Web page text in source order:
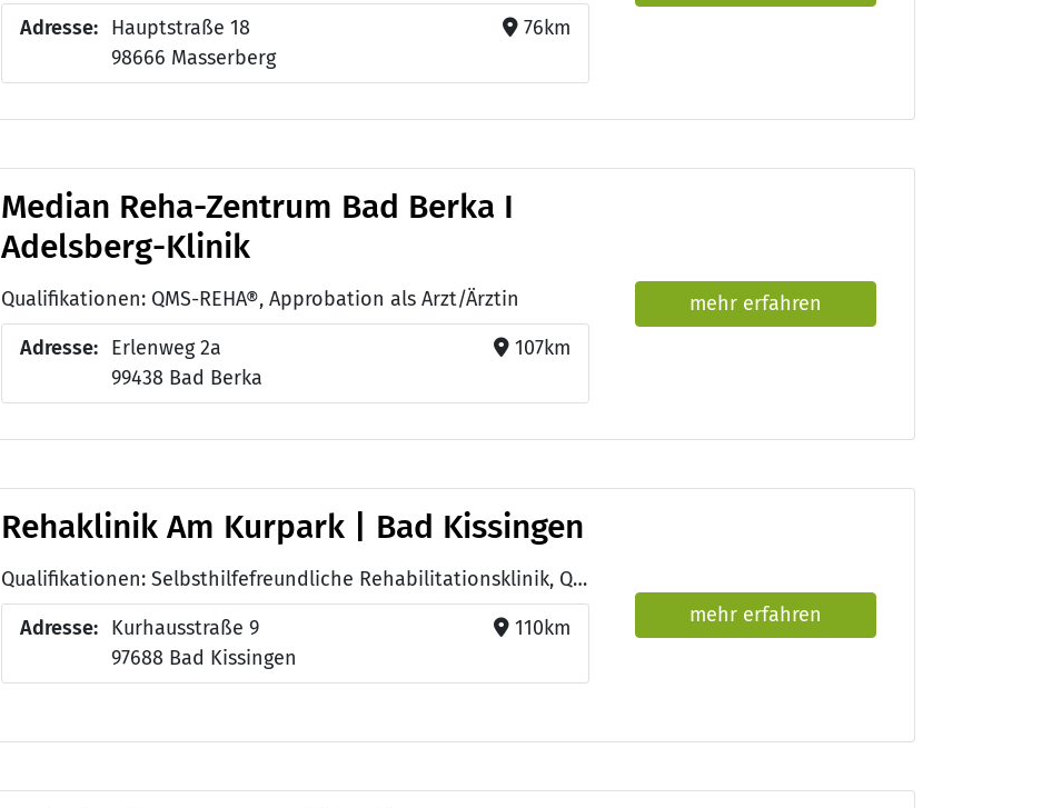
Adresse:
Hauptstraße 18
98666 Masserberg
76km
Median Reha-Zentrum Bad Berka I
Adelsberg-Klinik
Qualifikationen: QMS-REHA®, Approbation als Arzt/Ärztin
Adresse:
Erlenweg 2a
99438 Bad Berka
107km
mehr erfahren
Rehaklinik Am Kurpark | Bad Kissingen
Qualifikationen: Selbsthilfefreundliche Rehabilitationsklinik, QMS-Reha, Lehrklinik für Ernährungsmedizin, Station Ernährung - vollwertige Verpflegung in Krankenhäusern und Rehakliniken, ISO 9001 - internationale Qualitätsmanagement Norm
Adresse:
Kurhausstraße 9
97688 Bad Kissingen
110km
mehr erfahren